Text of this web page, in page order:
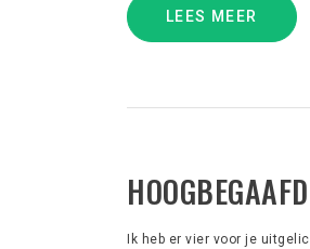
LEES MEER
Ik heb er vier voor je